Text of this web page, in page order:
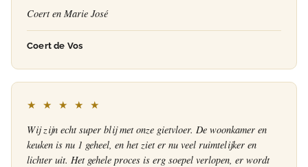
Coert en Marie José
Coert de Vos
★ ★ ★ ★ ★
Wij zijn echt super blij met onze gietvloer. De woonkamer en
keuken is nu 1 geheel, en het ziet er nu veel ruimtelijker en
lichter uit. Het gehele proces is erg soepel verlopen, er wordt